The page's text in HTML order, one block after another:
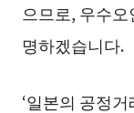
으므로, 우수
명하겠습니다.
‘일본의 공정